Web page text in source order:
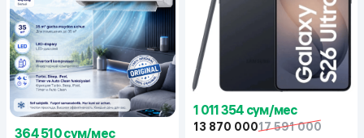
364 510 сум/мес
1 011 354 сум/мес
13 870 00017 591 000